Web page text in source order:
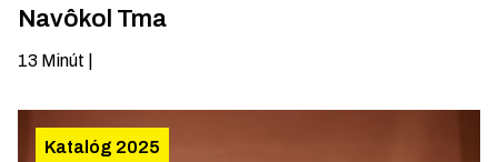
Navôkol Tma
13 Minút
Katalóg 2025